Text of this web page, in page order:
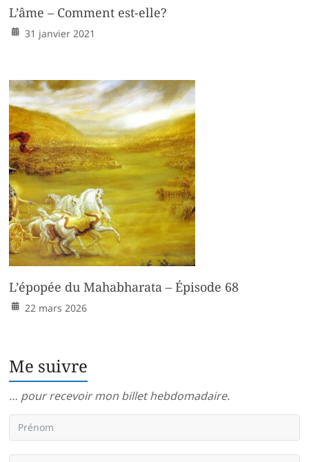
L’âme – Comment est-elle?
31 janvier 2021
L’épopée du Mahabharata – Épisode 68
22 mars 2026
Me suivre
… pour recevoir mon billet hebdomadaire.